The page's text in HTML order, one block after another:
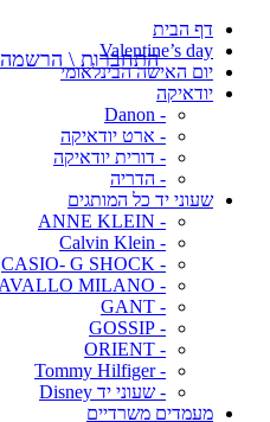
דף הבית
Valentine’s day
יום האישה הבינלאומי
יודאיקה
- Danon
- ארט יודאיקה
- דורית יודאיקה
- הדריה
שעוני יד כל המותגים
- ANNE KLEIN
- Calvin Klein
- CASIO- G SHOCK
- CAVALLO MILANO
- GANT
- GOSSIP
- ORIENT
- Tommy Hilfiger
- שעוני יד Disney
מעמדים משרדיים
התחברות \ הרשמה